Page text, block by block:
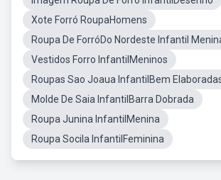
Xote Forró RoupaHomens
Roupa De ForróDo Nordeste Infantil
Vestidos Forro InfantilMeninos
Roupas Sao Joaua InfantilBem
Molde De Saia InfantilBarra Dobrada
Roupa Junina InfantilMenina
Roupa Socila InfantilFeminina